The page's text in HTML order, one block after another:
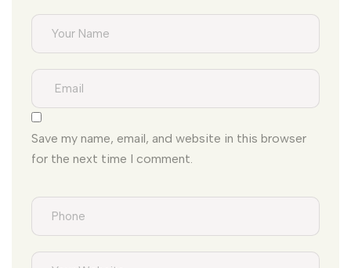
Save my name, email, and website in this browser
for the next time I comment.